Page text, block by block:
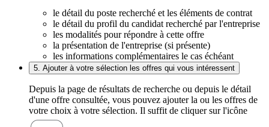
le détail du poste recherché et les éléments de contrat
le détail du profil du candidat recherché par l'entreprise
les modalités pour répondre à cette offre
la présentation de l'entreprise (si présente)
les informations complémentaires le cas échéant
5. Ajouter à votre sélection les offres qui vous intéressent
Depuis la page de résultats de recherche ou depuis le détail
d'une offre consultée, vous pouvez ajouter la ou les offres de
votre choix à votre sélection. Il suffit de cliquer sur l'icône